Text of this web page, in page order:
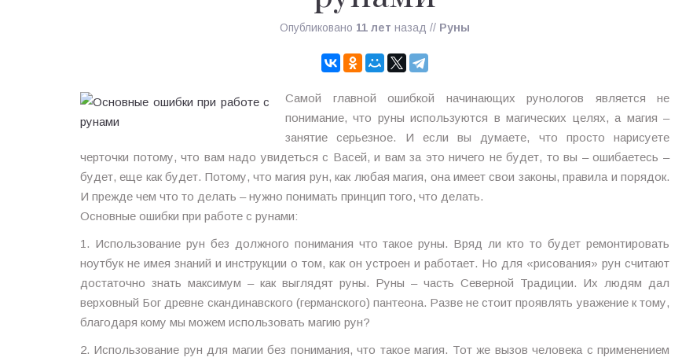
Опубликовано 11 лет назад // Руны
Самой главной ошибкой начинающих рунологов является не
понимание, что руны используются в магических целях, а магия –
занятие серьезное. И если вы думаете, что просто нарисуете
черточки потому, что вам надо увидеться с Васей, и вам за это ничего не будет, то вы – ошибаетесь –
будет, еще как будет. Потому, что магия рун, как любая магия, она имеет свои законы, правила и порядок.
И прежде чем что то делать – нужно понимать принцип того, что делать.
Основные ошибки при работе с рунами:
1. Использование рун без должного понимания что такое руны. Вряд ли кто то будет ремонтировать
ноутбук не имея знаний и инструкции о том, как он устроен и работает. Но для «рисования» рун считают
достаточно знать максимум – как выглядят руны. Руны – часть Северной Традиции. Их людям дал
верховный Бог древне скандинавского (германского) пантеона. Разве не стоит проявлять уважение к тому,
благодаря кому мы можем использовать магию рун?
2. Использование рун для магии без понимания, что такое магия. Тот же вызов человека с применением